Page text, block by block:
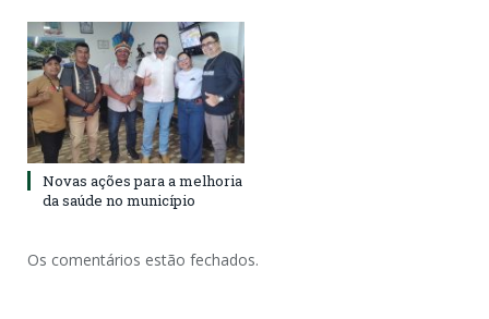
Novas ações para a melhoria
da saúde no município
Os comentários estão fechados.